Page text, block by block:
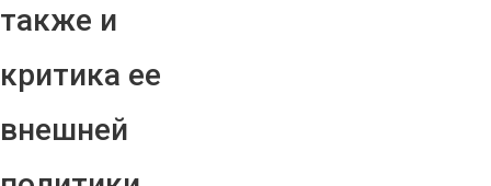
также и
критика ее
внешней